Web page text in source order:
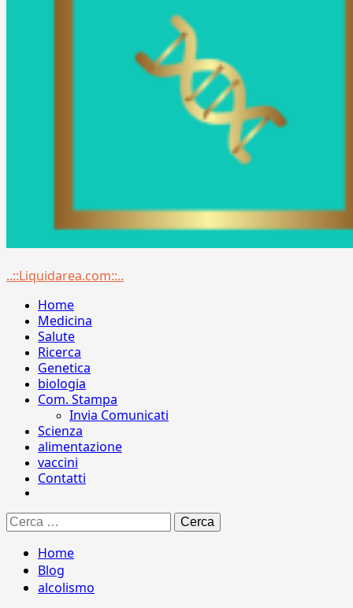
Menu
..::Liquidarea.com::..
Home
Medicina
Salute
Ricerca
Genetica
biologia
Com. Stampa
Invia Comunicati
Scienza
alimentazione
vaccini
Contatti
Ricerca
per:
Home
Blog
alcolismo